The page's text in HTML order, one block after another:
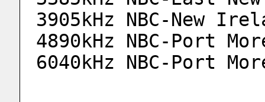
3905kHz NBC-New
4890kHz NBC-Port
6040kHz NBC-Port